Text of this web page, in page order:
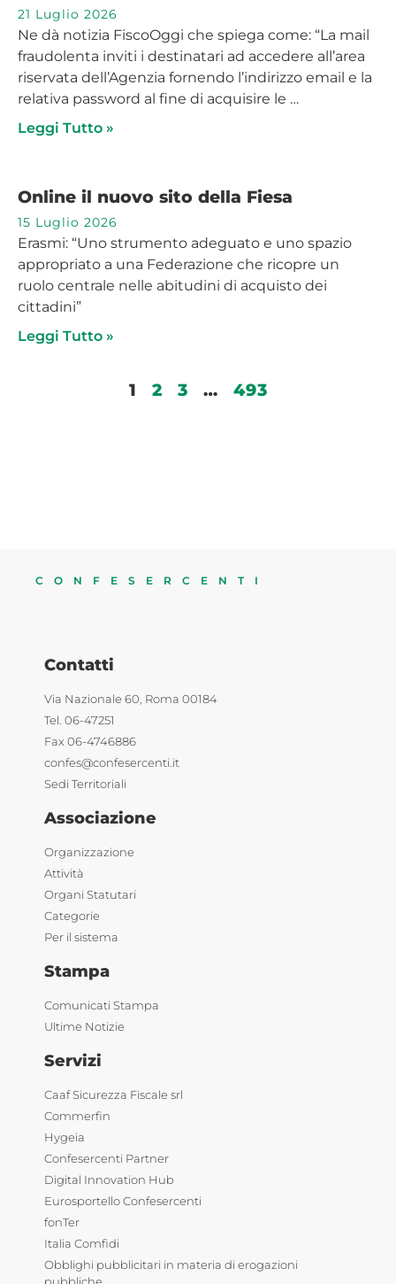
21 Luglio 2026
Ne dà notizia FiscoOggi che spiega come: “La mail
fraudolenta inviti i destinatari ad accedere all’area
riservata dell’Agenzia fornendo l’indirizzo email e la
relativa password al fine di acquisire le …
Leggi Tutto »
Online il nuovo sito della Fiesa
15 Luglio 2026
Erasmi: “Uno strumento adeguato e uno spazio
appropriato a una Federazione che ricopre un
ruolo centrale nelle abitudini di acquisto dei
cittadini”
Leggi Tutto »
1 2 3 … 493
CONFESERCENTI
Contatti
Via Nazionale 60, Roma 00184
Tel. 06-47251
Fax 06-4746886
confes@confesercenti.it
Sedi Territoriali
Associazione
Organizzazione
Attività
Organi Statutari
Categorie
Per il sistema
Stampa
Comunicati Stampa
Ultime Notizie
Servizi
Caaf Sicurezza Fiscale srl
Commerfin
Hygeia
Confesercenti Partner
Digital Innovation Hub
Eurosportello Confesercenti
fonTer
Italia Comfidi
Obblighi pubblicitari in materia di erogazioni